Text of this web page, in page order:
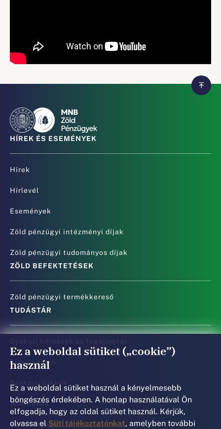
Ez a weboldal sütiket („cookie”)
használ
Ez a weboldal sütiket használ a kényelmesebb
böngészés érdekében. A honlap használatával Ön
elfogadja, hogy az oldal sütiket használ. Kérjük,
olvassa el Süti tájékoztatónkat, amelyben további
HÍREK ÉS ESEMÉNYEK
Hírek
Hírlevél
Események
Zöld pénzügyi intézményi díjak
Zöld pénzügyi tudományos díjak
ZÖLD BEFEKTETÉSEK
Zöld pénzügyi termékkereső
TUDÁSTÁR
Tanulmányok
Jelentések
Szakkönyvek